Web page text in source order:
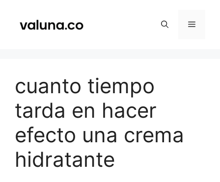
contenido
Menú
cuanto tiempo
tarda en hacer
efecto una crema
hidratante